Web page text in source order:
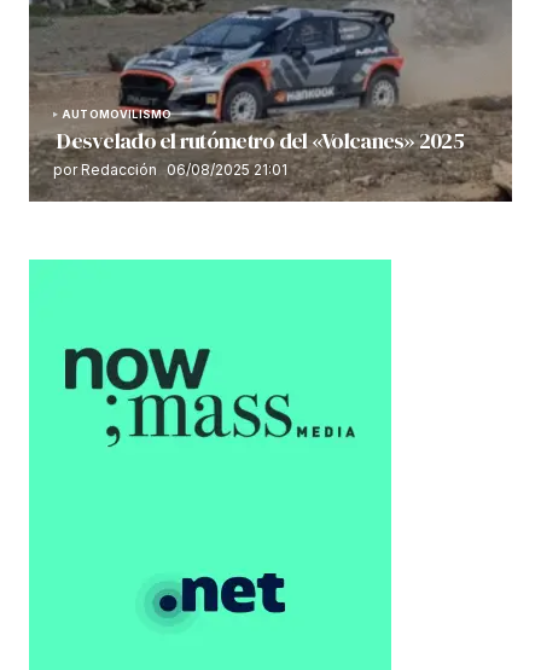
AUTOMOVILISMO
Desvelado el rutómetro del «Volcanes» 2025
por Redacción 06/08/2025 21:01